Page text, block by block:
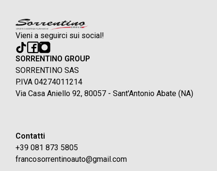
Vieni a seguirci sui social!
SORRENTINO GROUP
SORRENTINO SAS
P.IVA 04274011214
Via Casa Aniello 92, 80057 - Sant'Antonio Abate (NA)
Contatti
+39 081 873 5805
francosorrentinoauto@gmail.com